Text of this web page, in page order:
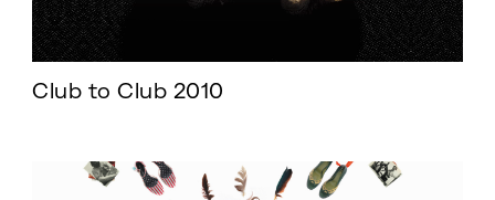
Club to Club 2010